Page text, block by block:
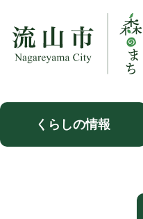
くらしの情報